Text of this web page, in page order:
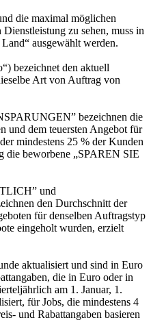
die maximal möglichen
zu sehen, muss in
ausgewählt werden.
bezeichnet den aktuell
Art von Auftrag von
bezeichnen die
und dem teuersten Angebot für
mindestens 25 % der Kunden
die beworbene „SPAREN SIE
und
den Durchschnitt der
für denselben Auftragstyp
eingeholt wurden, erzielt
aktualisiert und sind in Euro
die in Euro oder in
am 1. Januar, 1.
für Jobs, die mindestens 4
und Rabattangaben basieren